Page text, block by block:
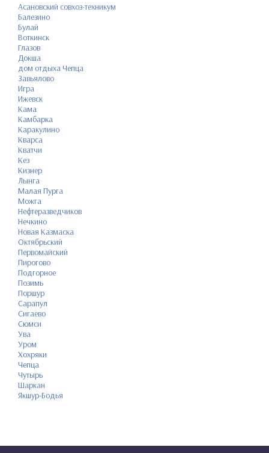
Асановский совхоз-техникум
Балезино
Булай
Воткинск
Глазов
Докша
дом отдыха Чепца
Завьялово
Игра
Ижевск
Кама
Камбарка
Каракулино
Кварса
Кватчи
Кез
Кизнер
Лынга
Малая Пурга
Можга
Нефтеразведчиков
Нечкино
Новая Казмаска
Октябрьский
Первомайский
Пирогово
Подгорное
Позимь
Поршур
Сарапул
Сигаево
Сюмси
Ува
Уром
Хохряки
Чепца
Чутырь
Шаркан
Якшур-Бодья